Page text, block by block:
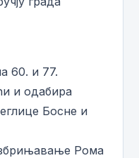
60. и 77.
и одабира
Босне и
збрињавање Рома